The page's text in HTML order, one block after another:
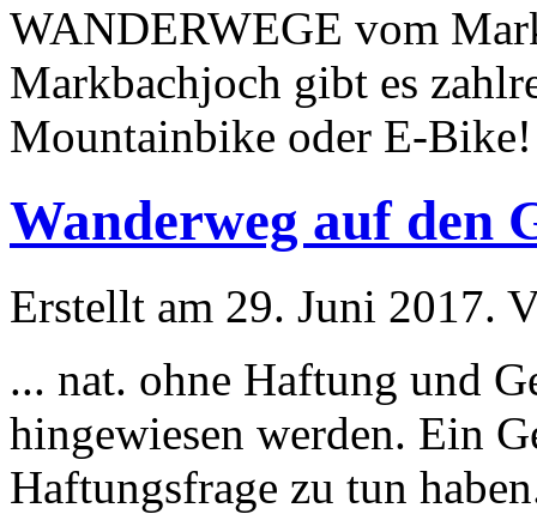
WANDERWEGE vom
Markbachjoch gibt es
Mountainbike oder E-
Wanderweg auf den
Erstellt am 29. Juni 2017.
... nat. ohne Haftung und
hingewiesen werden. Ein
Haftungsfrage zu tun